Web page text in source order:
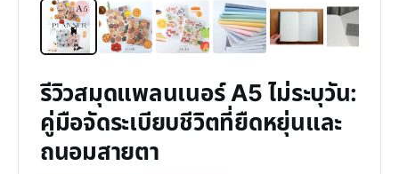
รีวิวสมุดแพลนเนอร์ A5 ไม่ระบุวัน:
คู่มือจัดระเบียบชีวิตที่ยืดหยุ่นและ
ถนอมสายตา